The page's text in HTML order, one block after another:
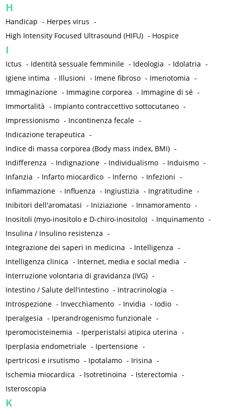
H
Handicap - Herpes virus -
High Intensity Focused Ultrasound (HIFU) - Hospice
I
Ictus - Identità sessuale femminile - Ideologia - Idolatria -
Igiene intima - Illusioni - Imene fibroso - Imenotomia -
Immaginazione - Immagine corporea - Immagine di sé -
Immortalità - Impianto contraccettivo sottocutaneo -
Impressionismo - Incontinenza fecale -
Indicazione terapeutica -
Indice di massa corporea (Body mass index, BMI) -
Indifferenza - Indignazione - Individualismo - Induismo -
Infanzia - Infarto miocardico - Inferno - Infezioni -
Infiammazione - Influenza - Ingiustizia - Ingratitudine -
Inibitori dell'aromatasi - Iniziazione - Innamoramento -
Inositoli (myo-inositolo e D-chiro-inositolo) - Inquinamento -
Insulina / Insulino resistenza -
Integrazione dei saperi in medicina - Intelligenza -
Intelligenza clinica - Internet, media e social media -
Interruzione volontaria di gravidanza (IVG) -
Intestino / Salute dell'intestino - Intracrinologia -
Introspezione - Invecchiamento - Invidia - Iodio -
Iperalgesia - Iperandrogenismo funzionale -
Iperomocisteinemia - Iperperistalsi atipica uterina -
Iperplasia endometriale - Ipertensione -
Ipertricosi e irsutismo - Ipotalamo - Irisina -
Ischemia miocardica - Isotretinoina - Isterectomia -
Isteroscopia
K